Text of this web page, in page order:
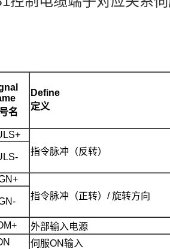
名
Define
定义
指令脉冲（反转）
指令脉冲（正转）/ 旋转方向
外部输入电源
伺服ON输入